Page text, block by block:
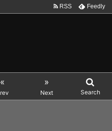
« »
Next Search
RSS Feedly